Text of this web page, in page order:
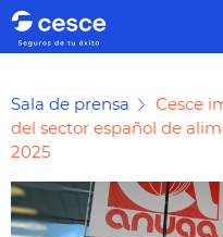
Sala de prensa
Cesce
del sector español de
2025